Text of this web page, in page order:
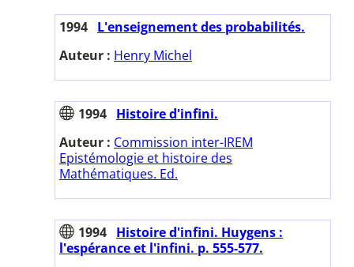
1994 L'enseignement des probabilités.
Auteur : Henry Michel
1994 Histoire d'infini.
Auteur : Commission inter-IREM
Epistémologie et histoire des
Mathématiques. Ed.
1994 Histoire d'infini. Huygens :
l'espérance et l'infini. p. 555-577.